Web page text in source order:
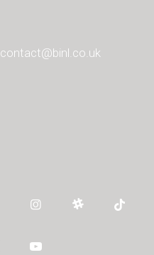
contact@binl.co.uk